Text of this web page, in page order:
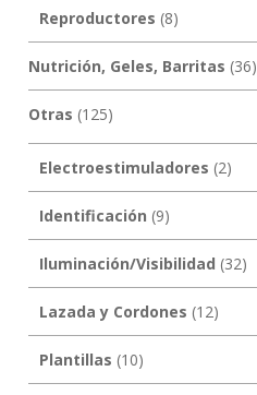
Reproductores (8)
Nutrición, Geles, Barritas (36)
Otras (125)
Electroestimuladores (2)
Identificación (9)
Iluminación/Visibilidad (32)
Lazada y Cordones (12)
Plantillas (10)